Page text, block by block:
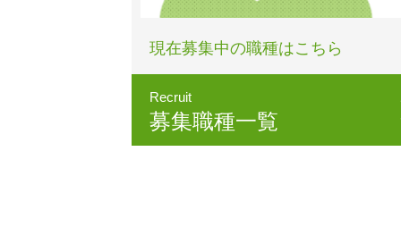
現在募集中の職種はこちら
Recruit
募集職種一覧